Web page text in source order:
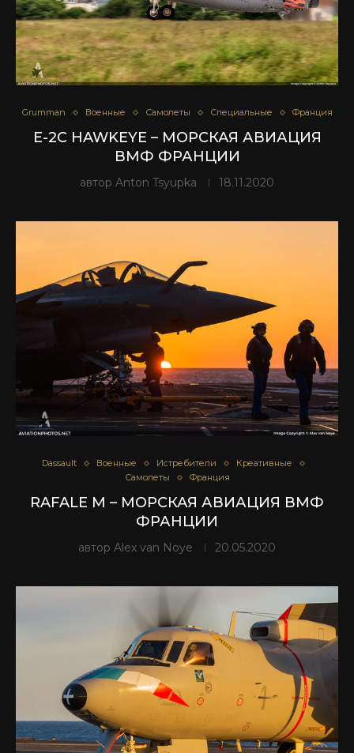
Grumman Военные Самолеты Специальные Франция
E-2C HAWKEYE – МОРСКАЯ АВИАЦИЯ
ВМФ ФРАНЦИИ
автор Anton Tsyupka 18.11.2020
Dassault Военные Истребители
Креативные
Самолеты
Франция
RAFALE M – МОРСКАЯ АВИАЦИЯ ВМФ
ФРАНЦИИ
автор Alex van Noye 20.05.2020